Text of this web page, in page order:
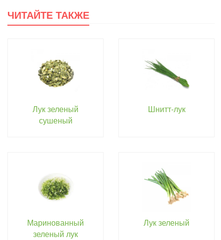
ЧИТАЙТЕ ТАКЖЕ
Лук зеленый
сушеный
Шнитт-лук
Маринованный
зеленый лук
Лук зеленый